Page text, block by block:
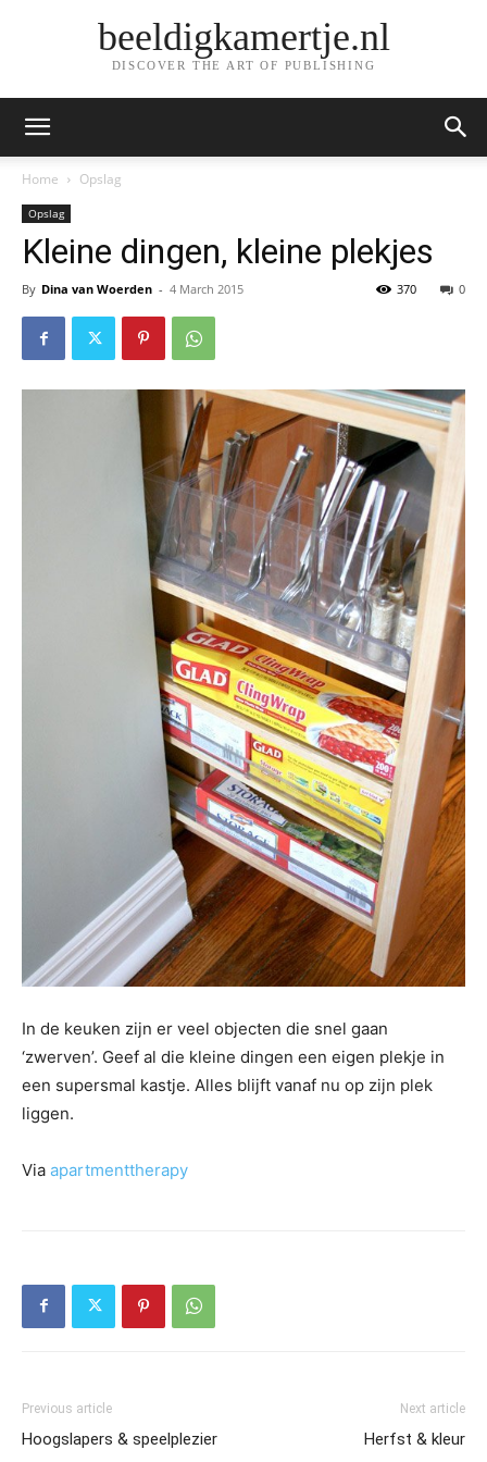
beeldigkamertje.nl
DISCOVER THE ART OF PUBLISHING
Home Opslag
Opslag
Kleine dingen, kleine plekjes
By Dina van Woerden - 4 March 2015 0
370
In de keuken zijn er veel objecten die snel gaan
‘zwerven’. Geef al die kleine dingen een eigen plekje in
een supersmal kastje. Alles blijft vanaf nu op zijn plek
liggen.
Via apartmenttherapy
Previous article
Hoogslapers & speelplezier
Next article
Herfst & kleur